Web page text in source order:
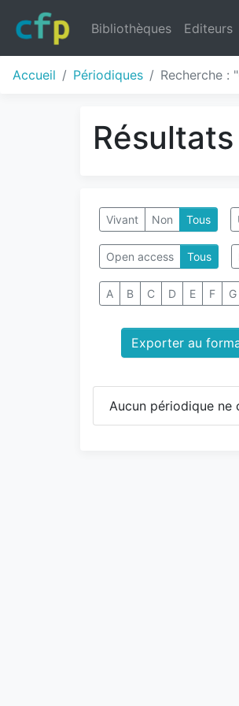
Bibliothèques Editeurs
Accueil Périodiques Recherche :
Vivant Non Tous
Open access Tous
A B C D E F G
Exporter au
Aucun périodique ne